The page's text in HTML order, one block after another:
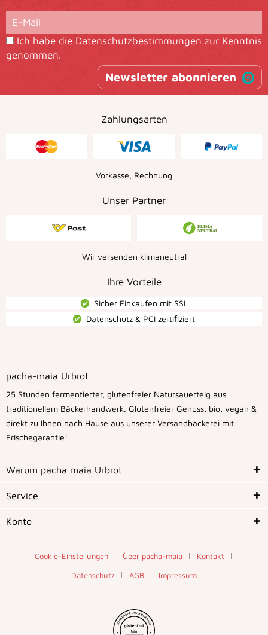
Ich habe die Datenschutzbestimmungen zur Kenntnis
genommen.
Newsletter abonnieren
Zahlungsarten
Vorkasse, Rechnung
Unser Partner
Wir versenden klimaneutral
Ihre Vorteile
Sicher Einkaufen mit SSL
Datenschutz & PCI zertiﬁziert
pacha-maia Urbrot
25 Stunden fermentierter, glutenfreier Natursauerteig aus
traditionellem Bäckerhandwerk. Glutenfreier Genuss, bio, vegan &
direkt zu Ihnen nach Hause aus unserer Versandbäckerei mit
Frischegarantie!
Warum pacha maia Urbrot
Service
Konto
Cookie-Einstellungen Über pacha-maia
Kontakt
Datenschutz
AGB Impressum